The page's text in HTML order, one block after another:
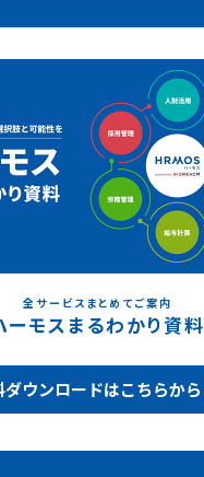
全サービスまとめてご案内
ーモスまるわかり資料
ダウンロードはこちらから